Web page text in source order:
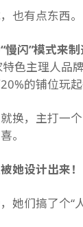
也有点东西。
闪”模式来制
色主理人品
的铺位玩起
换，主打一
。
她设计出来！
她们搞了个“